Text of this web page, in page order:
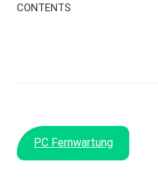
CONTENTS
PC Fernwartung